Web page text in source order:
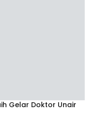
Gelar Doktor Unair